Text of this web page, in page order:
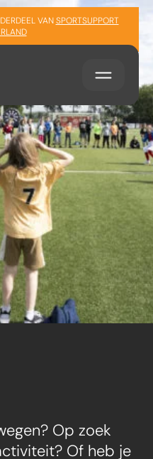
VANSPORTSUPPORT
Op zoek
Of heb je